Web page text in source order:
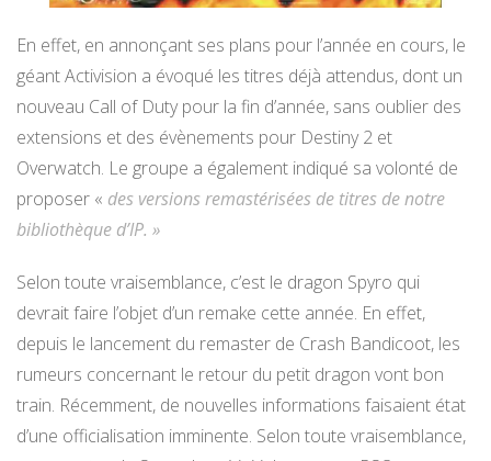
En effet, en annonçant ses plans pour l’année en cours, le
géant Activision a évoqué les titres déjà attendus, dont un
nouveau Call of Duty pour la fin d’année, sans oublier des
extensions et des évènements pour Destiny 2 et
Overwatch. Le groupe a également indiqué sa volonté de
proposer « des versions remastérisées de titres de notre
bibliothèque d’IP. »
Selon toute vraisemblance, c’est le dragon Spyro qui
devrait faire l’objet d’un remake cette année. En effet,
depuis le lancement du remaster de Crash Bandicoot, les
rumeurs concernant le retour du petit dragon vont bon
train. Récemment, de nouvelles informations faisaient état
d’une officialisation imminente. Selon toute vraisemblance,